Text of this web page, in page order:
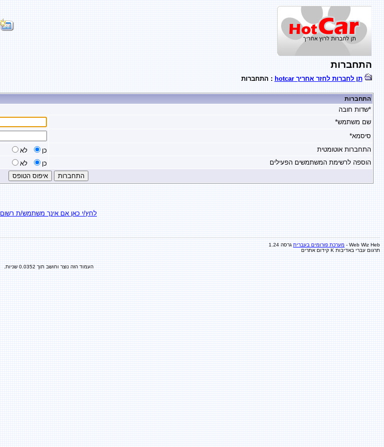
התחברות
תן לחברות לחזר אחריך hotcar : התחברות
התחברות
*שדות חובה
שם משתמש*
סיסמא*
התחברות אוטומטית
כן
לא
הוספה לרשימת המשתמשים הפעילים
כן לא
לחץ/י כאן אם אינך משתמש/ת רשום
Web Wiz Heb - מערכת פורומים בעברית גרסה 1.24
תרגום עברי באדיבות K
קידום אתרים
העמוד הזה נוצר וחושב תוך 0.0352 שניות.